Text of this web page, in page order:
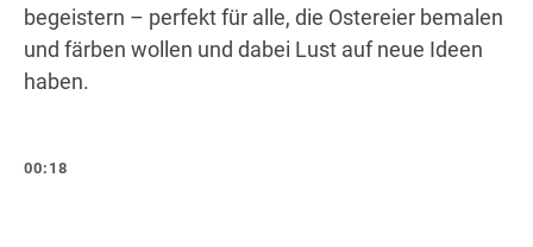
begeistern – perfekt für alle, die Ostereier bemalen
und färben wollen und dabei Lust auf neue Ideen
haben.
00:18